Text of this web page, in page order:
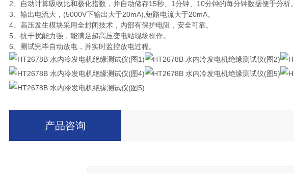
2、自动计算吸收比和极化指数，并自动储存15秒、1分钟、10分钟的每分钟数据便于分析。
3、输出电流大，(5000V下输出大于20mA),短路电流大于20mA。
4、高压发生模块采用全封闭技术，内部有保护电阻，安全可靠。
5、抗干扰能力强，能满足超高压变电站现场操作。
6、测试完毕自动放电，并实时监控放电过程。
产品咨询